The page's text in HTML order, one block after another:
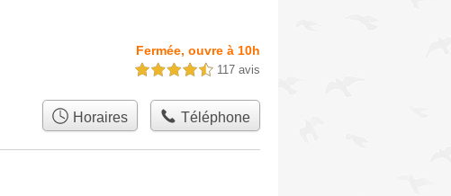
Fermée, ouvre à 10h
4,5 étoiles sur 5 117 avis
Horaires Téléphone